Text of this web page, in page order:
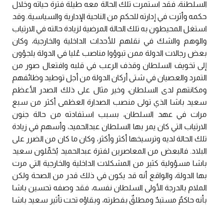
السلطنة، فقد استمرت تلك الحالة معه طيلة فترة حياته وخلال
حكمه وأثرت في إدارته للحكم من الناحية الإدارية والسياسية. وقد
استغل المحيطون به تلك الحالة المرضية لزيادة حالته في الارتياب
والوهم والشك في نقلهم للأحداث الداخلية والخارجية، وكان
بعض رجالات الدولة ممن تبوؤوا مناصب عُليا في الدولة يلجؤون
إلى تخويف السلطان وقذف الرعب في قلبه وافتعال صور من
التمرد والعصيان في شتى أركان الدولة من أجل توطيد وظائفهم
ومكانتهم لدى السلطان، وخير مثال على ذلك الصدر الأعظم
سعيد باشا الذي تولى منصب الصدارة العظمى أكثر من سبع
مرات في عهد السلطان، بسبب استفادته من حالة جنون
الارتياب التي كان يمر بها السلطان عبدالحميد، وأسهم في زيادة
تلك الحالة لديه وترسيخها أكثر وأكثر، وكان ما كان من الضرر على
البلاد. فالبعض من المعاصرين لفترة عبدالحميد يُحَمِّلون سعيد
باشا مسؤولية كثير من المشكلات الداخلية والخارجية التي مرت
بها الدولة، والواقع أنه قد يكون في ذلك قدر من الصحة ولكن
الملام بالدرجة الأولى السلطان نفسه، فقد وصفه تحسين باشا
بأنه حاكمٌ مستبدٌ ومطلقٌ بفطرته، وبقاؤه تحت تأثير سعيد باشا